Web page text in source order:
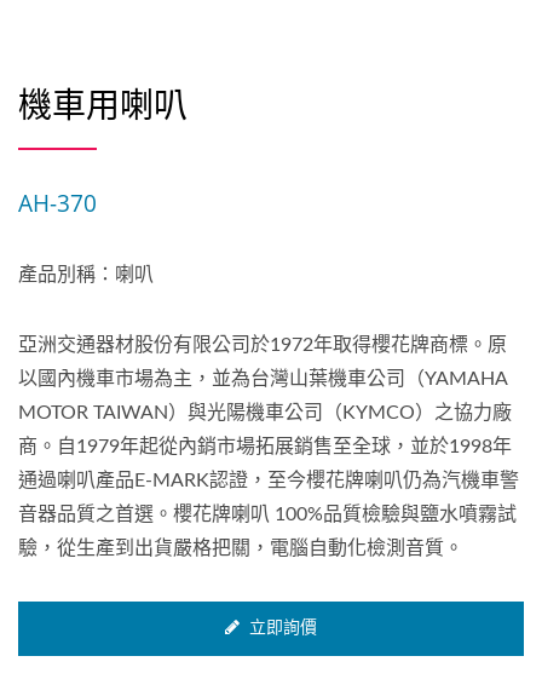
機車用喇叭
AH-370
產品別稱：喇叭
亞洲交通器材股份有限公司於1972年取得櫻花牌商標。原
以國內機車市場為主，並為台灣山葉機車公司（YAMAHA
MOTOR TAIWAN）與光陽機車公司（KYMCO）之協力廠
商。自1979年起從內銷市場拓展銷售至全球，並於1998年
通過喇叭產品E-MARK認證，至今櫻花牌喇叭仍為汽機車警
音器品質之首選。櫻花牌喇叭 100%品質檢驗與鹽水噴霧試
驗，從生產到出貨嚴格把關，電腦自動化檢測音質。
立即詢價